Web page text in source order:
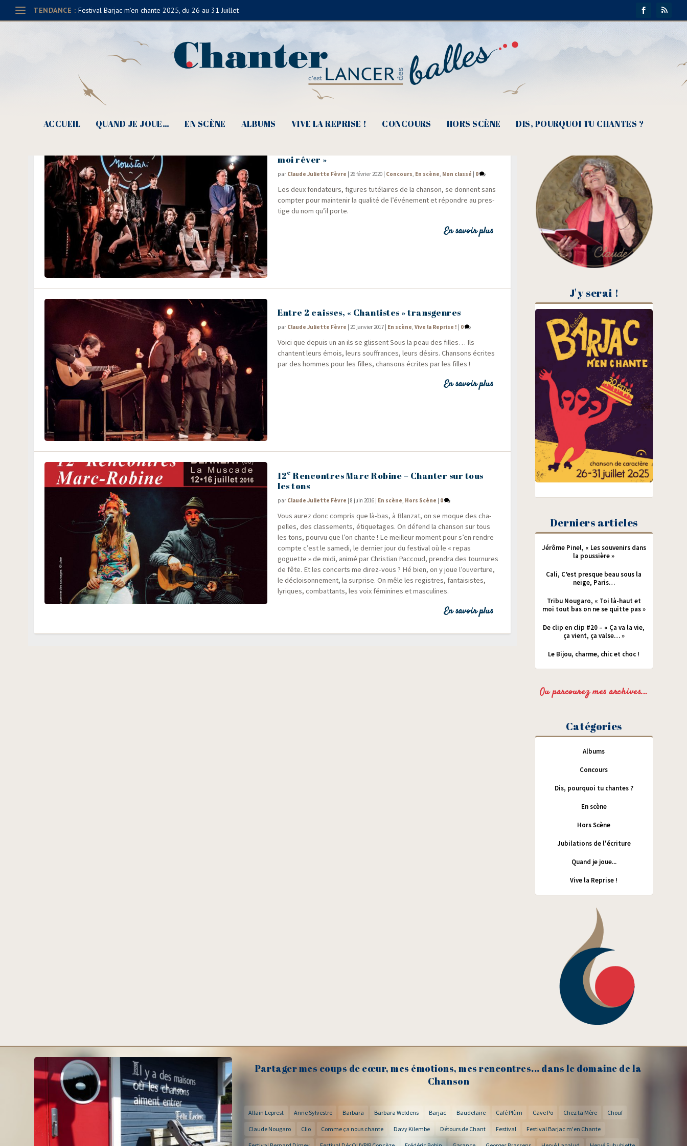
TENDANCE : Festival Barjac m’en chante 2025, du 26 au 31 Juillet
ACCUEIL QUAND JE JOUE… EN SCÈNE ALBUMS VIVE LA REPRISE ! CONCOURS HORS SCÈNE DIS, POURQUOI TU CHANTES ?
moi rêver »
par Claude Juliette Fèvre |26 février 2020 Concours, En scène, Non classé 0
Les deux fon­da­teurs, figures tuté­laires de la chan­son, se donnent sans
comp­ter pour main­te­nir la qua­li­té de l’événement et répondre au pres­
tige du nom qu’il porte.
En savoir plus
Entre 2 caisses, « Chantistes » transgenres
par Claude Juliette Fèvre |20 janvier 2017 En scène,Vive la Reprise ! 0
Voi­ci que depuis un an ils se glissent Sous la peau des filles… Ils
chantent leurs émois, leurs souf­frances, leurs dési­rs. Chan­sons écrites
par des hommes pour les filles, chan­sons écrites par les filles !
En savoir plus
12e Rencontres Marc Robine – Chanter sur tous
les tons
par Claude Juliette Fèvre |8 juin 2016 En scène, Hors Scène 0
Vous aurez donc com­pris que là-bas, à Blan­zat, on se moque des cha­
pelles, des clas­se­ments, éti­que­tages. On défend la chan­son sur tous
les tons, pour­vu que l’on chante ! Le meilleur moment pour s’en rendre
compte c’est le same­di, le der­nier jour du fes­ti­val où le « repas
goguette » de midi, ani­mé par Chris­tian Pac­coud, pren­dra des tour­nures
de fête. Et les concerts me direz-vous ? Hé bien, on y joue l’ouverture,
le décloi­son­ne­ment, la sur­prise. On mêle les registres, fan­tai­sistes,
lyriques, com­bat­tants, les voix fémi­nines et masculines.
En savoir plus
J'y serai !
Derniers articles
Jérôme Pinel, « Les souvenirs dans
la poussière »
Cali, C’est presque beau sous la
neige, Paris…
Tribu Nougaro, « Toi là-haut et
moi tout bas on ne se quitte pas »
De clip en clip #20 – « Ça va la vie,
ça vient, ça valse… »
Le Bijou, charme, chic et choc !
Ou parcourez mes archives...
Catégories
Albums
Concours
Dis, pourquoi tu chantes ?
En scène
Hors Scène
Jubilations de l'écriture
Quand je joue...
Vive la Reprise !
Partager mes coups de cœur, mes émotions, mes rencontres... dans le domaine de la
Chanson
Allain Leprest Anne Sylvestre Barbara Barbara Weldens Barjac Baudelaire Café Plùm Cave Po Chez ta Mère Chouf
Claude Nougaro Clio Comme ça nous chante Davy Kilembe Détours de Chant Festival Festival Barjac m'en Chante